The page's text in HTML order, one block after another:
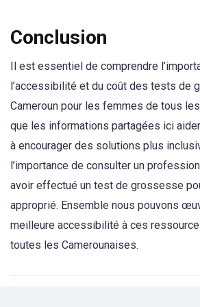
Conclusion
Il est essentiel de comprendre
l’accessibilité et du coût des tests de
Cameroun pour les femmes de tous
que les informations partagées ici
à encourager des solutions plus
l’importance de consulter un
avoir effectué un test de grossesse
approprié. Ensemble nous pouvons
meilleure accessibilité à ces
toutes les Camerounaises.